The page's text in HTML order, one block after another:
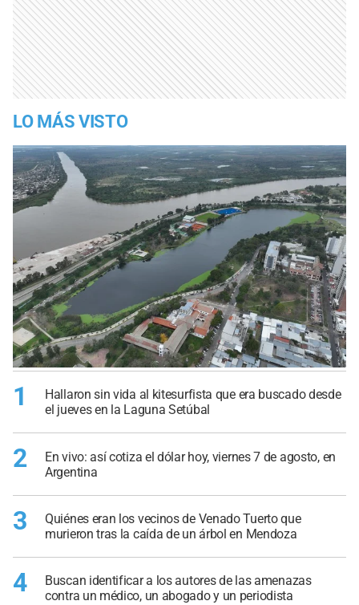
LO MÁS VISTO
1
Hallaron sin vida al kitesurfista que era buscado desde
el jueves en la Laguna Setúbal
2
En vivo: así cotiza el dólar hoy, viernes 7 de agosto, en
Argentina
3
Quiénes eran los vecinos de Venado Tuerto que
murieron tras la caída de un árbol en Mendoza
4
Buscan identificar a los autores de las amenazas
contra un médico, un abogado y un periodista